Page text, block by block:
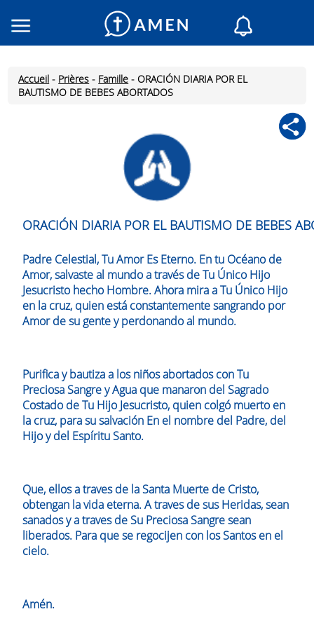
Consacré
Lecture du jour
Inscription
Accueil - Prières - Famille -ORACIÓN DIARIA POR EL
BAUTISMO DE BEBES ABORTADOS
ORACIÓN DIARIA POR EL BAUTISMO DE BEBES
Padre Celestial, Tu Amor Es Eterno. En tu Océano de
Amor, salvaste al mundo a través de Tu Único Hijo
Jesucristo hecho Hombre. Ahora mira a Tu Único Hijo
en la cruz, quien está constantemente sangrando por
Amor de su gente y perdonando al mundo.
Purifica y bautiza a los niños abortados con Tu
Preciosa Sangre y Agua que manaron del Sagrado
Costado de Tu Hijo Jesucristo, quien colgó muerto en
la cruz, para su salvación En el nombre del Padre, del
Hijo y del Espíritu Santo.
Que, ellos a traves de la Santa Muerte de Cristo,
obtengan la vida eterna. A traves de sus Heridas, sean
sanados y a traves de Su Preciosa Sangre sean
liberados. Para que se regocijen con los Santos en el
cielo.
Amén.